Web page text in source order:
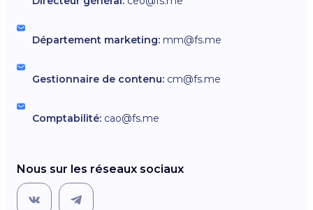
Département marketing: mm@fs.me
Gestionnaire de contenu: cm@fs.me
Comptabilité: cao@fs.me
Nous sur les réseaux sociaux